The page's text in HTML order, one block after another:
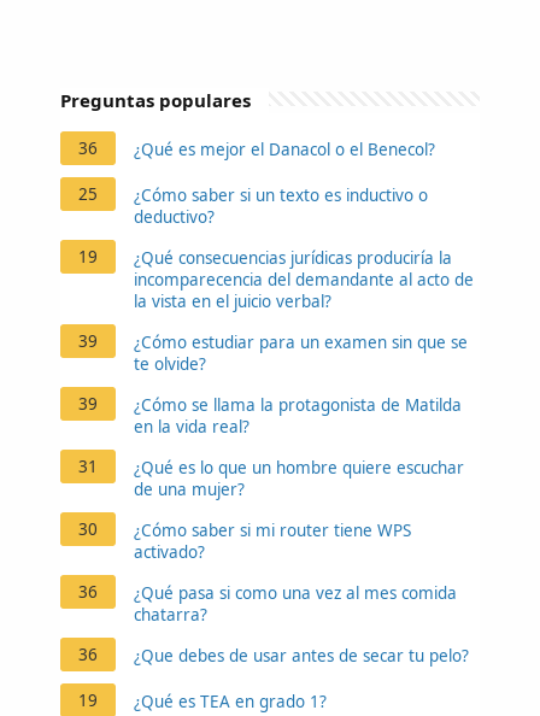
Preguntas populares
36 ¿Qué es mejor el Danacol o el Benecol?
25
¿Cómo saber si un texto es inductivo o
deductivo?
19
¿Qué consecuencias jurídicas produciría la
incomparecencia del demandante al acto de
la vista en el juicio verbal?
39
¿Cómo estudiar para un examen sin que se
te olvide?
39
¿Cómo se llama la protagonista de Matilda
en la vida real?
31
¿Qué es lo que un hombre quiere escuchar
de una mujer?
30
¿Cómo saber si mi router tiene WPS
activado?
36
¿Qué pasa si como una vez al mes comida
chatarra?
36
¿Que debes de usar antes de secar tu pelo?
19 ¿Qué es TEA en grado 1?